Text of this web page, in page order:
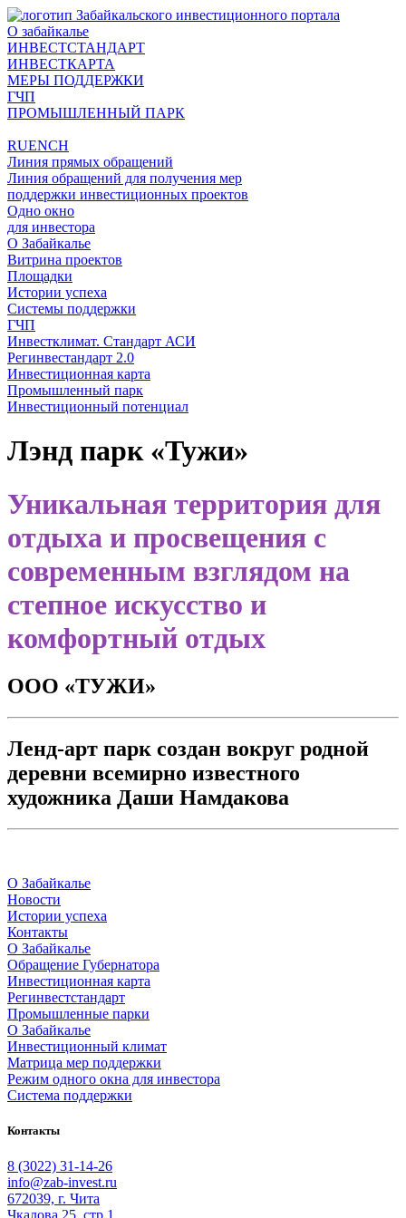
О забайкалье
ИНВЕСТСТАНДАРТ
ИНВЕСТКАРТА
МЕРЫ ПОДДЕРЖКИ
ГЧП
ПРОМЫШЛЕННЫЙ ПАРК
RUENCH
Линия прямых обращений
Линия обращений для получения мер
поддержки инвестиционных проектов
Одно окно
для инвестора
О Забайкалье
Витрина проектов
Площадки
Истории успеха
Системы поддержки
ГЧП
Инвестклимат. Стандарт АСИ
Регинвестандарт 2.0
Инвестиционная карта
Промышленный парк
Инвестиционный потенциал
Лэнд парк «Тужи»
Уникальная территория для
отдыха и просвещения с
современным взглядом на
степное искусство и
комфортный отдых
ООО «ТУЖИ»
Ленд-арт парк создан вокруг родной
деревни всемирно известного
художника Даши Намдакова
О Забайкалье
Новости
Истории успеха
Контакты
О Забайкалье
Обращение Губернатора
Инвестиционная карта
Регинвестстандарт
Промышленные парки
О Забайкалье
Инвестиционный климат
Матрица мер поддержки
Режим одного окна для инвестора
Система поддержки
Контакты
8 (3022) 31-14-26
info@zab-invest.ru
672039, г. Чита